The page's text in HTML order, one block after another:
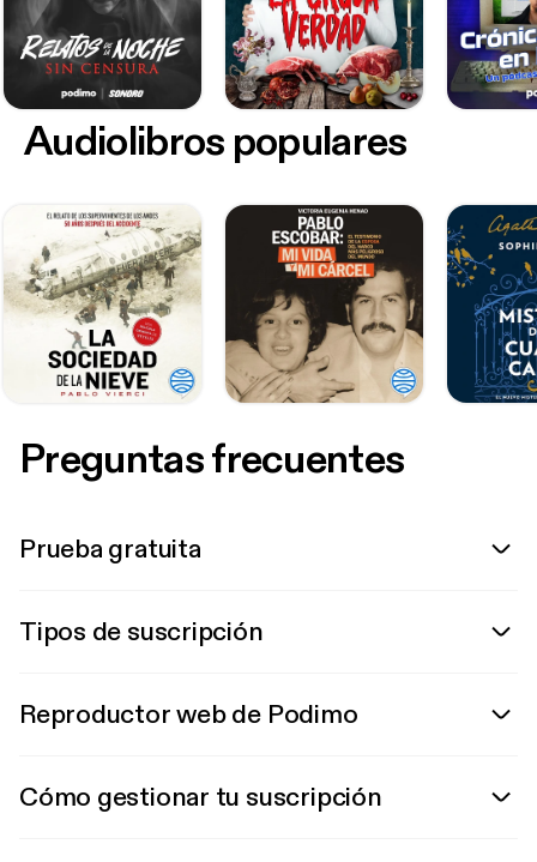
Audiolibros populares
Preguntas frecuentes
Prueba gratuita
Tipos de suscripción
Reproductor web de Podimo
Cómo gestionar tu suscripción